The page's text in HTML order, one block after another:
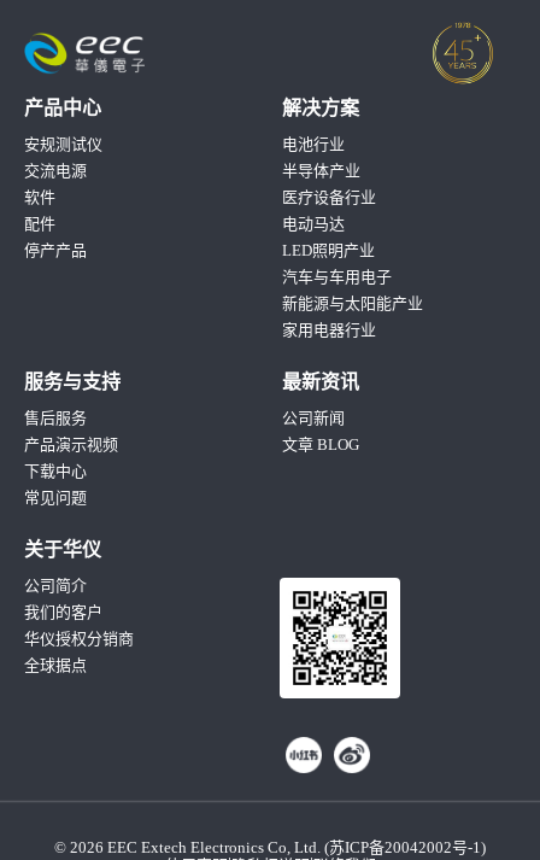
产品中心
安规测试仪
交流电源
软件
配件
停产产品
解决方案
电池行业
半导体产业
医疗设备行业
电动马达
LED照明产业
汽车与车用电子
新能源与太阳能产业
家用电器行业
服务与支持
售后服务
产品演示视频
下载中心
常见问题
最新资讯
公司新闻
文章 BLOG
关于华仪
公司简介
我们的客户
华仪授权分销商
全球据点
© 2026 EEC Extech Electronics Co, Ltd. (苏ICP备20042002号-1)